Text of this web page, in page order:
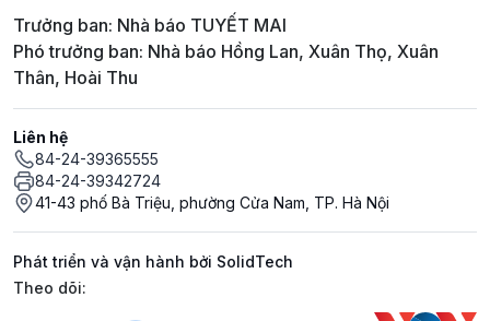
Trưởng ban: Nhà báo TUYẾT MAI
Phó trưởng ban: Nhà báo Hồng Lan, Xuân Thọ, Xuân
Thân, Hoài Thu
Liên hệ
84-24-39365555
84-24-39342724
41-43 phố Bà Triệu, phường Cửa Nam, TP. Hà Nội
Phát triển và vận hành bởi SolidTech
Mạng xã hội
Theo dõi: